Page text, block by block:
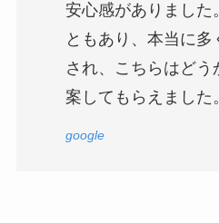
安心感がありました
ともあり、本当に多
され、こちらはどう
案してもらえました。
google